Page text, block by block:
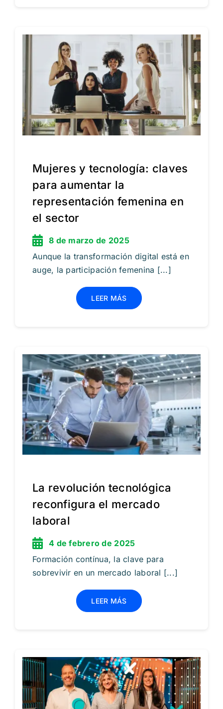
Mujeres y tecnología: claves
para aumentar la
representación femenina en
el sector
8 de marzo de 2025
Aunque la transformación digital está en
auge, la participación femenina [...]
LEER MÁS
La revolución tecnológica
reconfigura el mercado
laboral
4 de febrero de 2025
Formación contínua, la clave para
sobrevivir en un mercado laboral [...]
LEER MÁS